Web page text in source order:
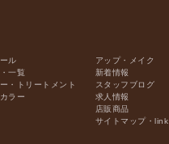
ル
一覧
・トリートメント
ラー
アップ・メイク
新着情報
スタッフブログ
求人情報
店販商品
サイトマップ・link